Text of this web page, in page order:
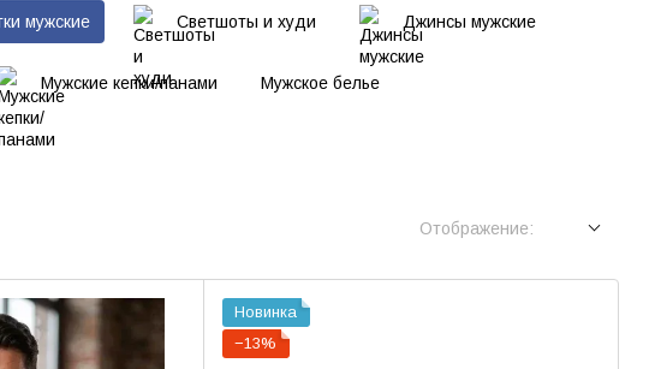
мужские Светшоты и худи Джинсы мужские
Мужские кепки/панами Мужское белье
Отображение:
Новинка
−13%